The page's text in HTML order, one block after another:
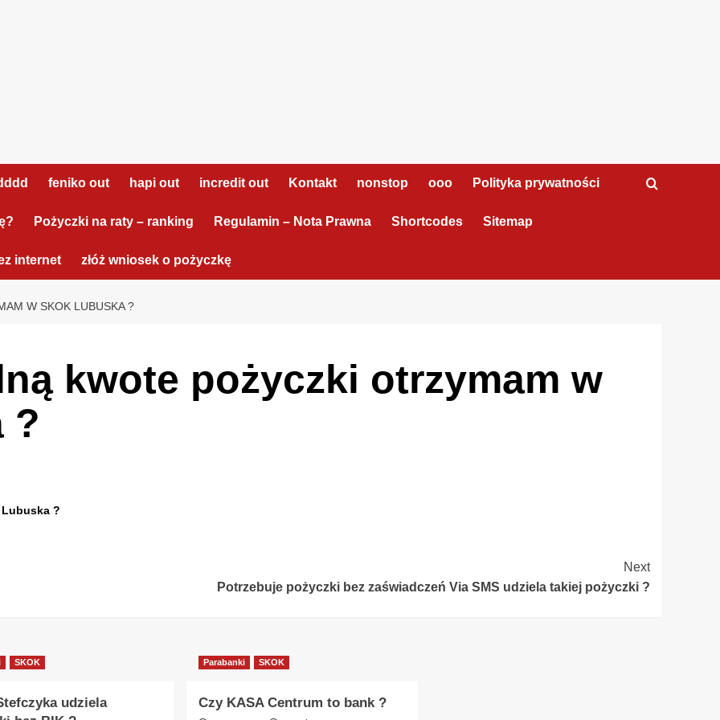
feniko out hapi out incredit out Kontakt nonstop ooo Polityka prywatności
Pożyczki na raty – ranking Regulamin – Nota Prawna Shortcodes Sitemap
internet złóż wniosek o pożyczkę
W SKOK LUBUSKA ?
kwote pożyczki otrzymam w
?
?
Next
Potrzebuje pożyczki bez zaświadczeń Via SMS udziela takiej pożyczki ?
SKOK
udziela
Parabanki SKOK
Czy KASA Centrum to bank ?